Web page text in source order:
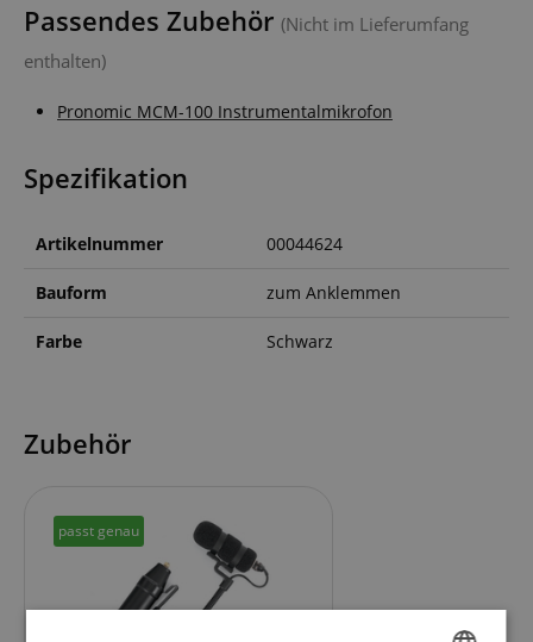
Passendes Zubehör (Nicht im Lieferumfang
enthalten)
Pronomic MCM-100 Instrumentalmikrofon
Spezifikation
Artikelnummer 00044624
Bauform zum Anklemmen
Farbe Schwarz
Zubehör
passt genau